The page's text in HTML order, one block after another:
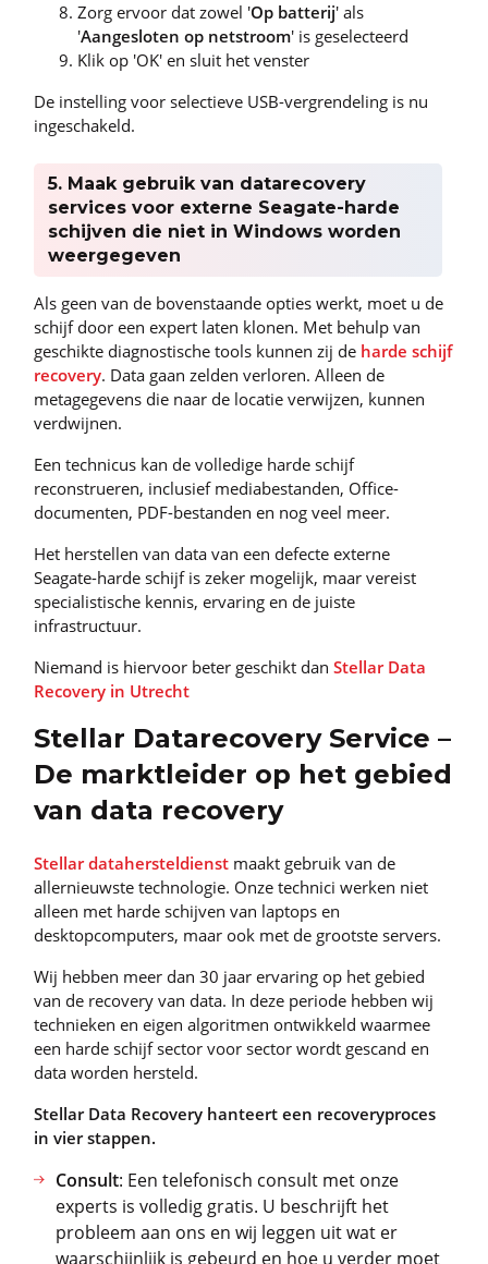
Zorg ervoor dat zowel 'Op batterij' als
'Aangesloten op netstroom' is geselecteerd
Klik op 'OK' en sluit het venster
De instelling voor selectieve USB-vergrendeling is nu
ingeschakeld.
5. Maak gebruik van datarecovery
services voor externe Seagate-harde
schijven die niet in Windows worden
weergegeven
Als geen van de bovenstaande opties werkt, moet u de
schijf door een expert laten klonen. Met behulp van
geschikte diagnostische tools kunnen zij de harde schijf
recovery. Data gaan zelden verloren. Alleen de
metagegevens die naar de locatie verwijzen, kunnen
verdwijnen.
Een technicus kan de volledige harde schijf
reconstrueren, inclusief mediabestanden, Office-
documenten, PDF-bestanden en nog veel meer.
Het herstellen van data van een defecte externe
Seagate-harde schijf is zeker mogelijk, maar vereist
specialistische kennis, ervaring en de juiste
infrastructuur.
Niemand is hiervoor beter geschikt dan Stellar Data
Recovery in Utrecht
Stellar Datarecovery Service –
De marktleider op het gebied
van data recovery
Stellar datahersteldienst maakt gebruik van de
allernieuwste technologie. Onze technici werken niet
alleen met harde schijven van laptops en
desktopcomputers, maar ook met de grootste servers.
Wij hebben meer dan 30 jaar ervaring op het gebied
van de recovery van data. In deze periode hebben wij
technieken en eigen algoritmen ontwikkeld waarmee
een harde schijf sector voor sector wordt gescand en
data worden hersteld.
Stellar Data Recovery hanteert een recoveryproces
in vier stappen.
Consult: Een telefonisch consult met onze
experts is volledig gratis. U beschrijft het
probleem aan ons en wij leggen uit wat er
waarschijnlijk is gebeurd en hoe u verder moet